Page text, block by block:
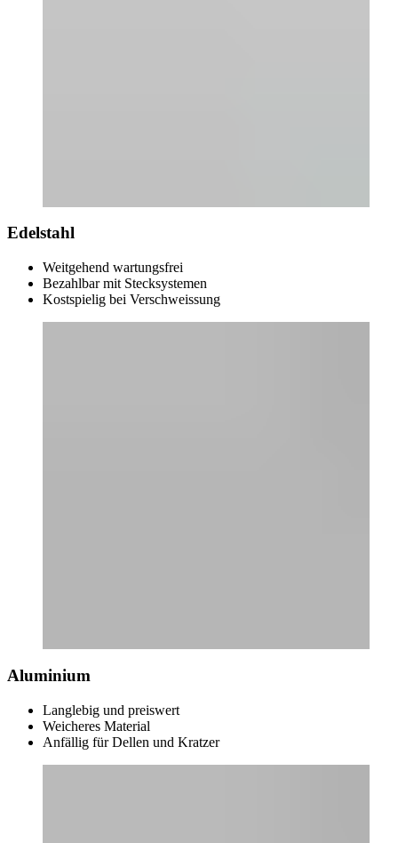
Edelstahl
Weitgehend wartungsfrei
Bezahlbar mit Stecksystemen
Kostspielig bei Verschweissung
Aluminium
Langlebig und preiswert
Weicheres Material
Anfällig für Dellen und Kratzer